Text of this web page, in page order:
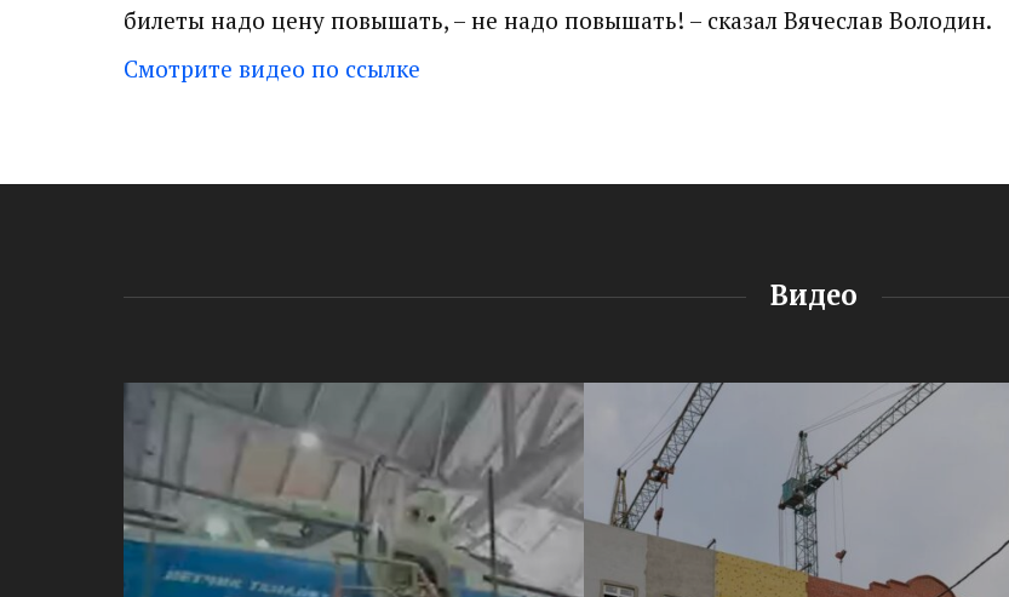
билеты надо цену повышать, – не надо повышать! – сказал Вячеслав Володин.
Смотрите видео по ссылке
Видео